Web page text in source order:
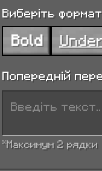
Виберіть
Bold
Попередній
*Максимум 2 рядки